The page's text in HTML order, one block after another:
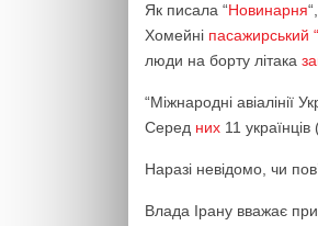
Як писала “Новинарня
Хомейні пасажирський
люди на борту літака
“Міжнародні авіалінії
Серед них 11
Наразі невідомо, чи
Влада Ірану вважає